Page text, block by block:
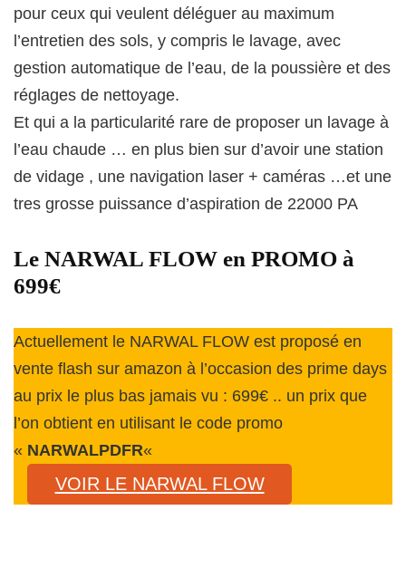
pour ceux qui veulent déléguer au maximum
l’entretien des sols, y compris le lavage, avec
gestion automatique de l’eau, de la poussière et des
réglages de nettoyage.
Et qui a la particularité rare de proposer un lavage à
l’eau chaude … en plus bien sur d’avoir une station
de vidage , une navigation laser + caméras …et une
tres grosse puissance d’aspiration de 22000 PA
Le NARWAL FLOW en PROMO à
699€
Actuellement le NARWAL FLOW est proposé en
vente flash sur amazon à l’occasion des prime days
au prix le plus bas jamais vu : 699€ .. un prix que
l’on obtient en utilisant le code promo
« NARWALPDFR«
VOIR LE NARWAL FLOW